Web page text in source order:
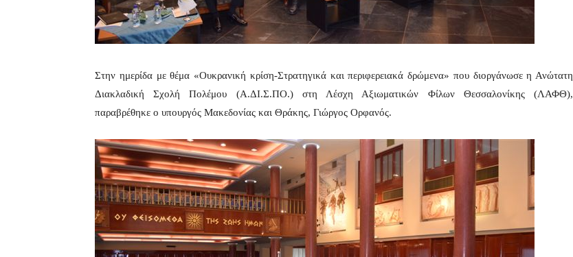
Στην ημερίδα με θέμα «Ουκρανική κρίση-Στρατηγικά και περιφερειακά δρώμενα» που διοργάνωσε η Ανώτατη
Διακλαδική Σχολή Πολέμου (Α.ΔΙ.Σ.ΠΟ.) στη Λέσχη Αξιωματικών Φίλων Θεσσαλονίκης (ΛΑΦΘ),
παραβρέθηκε ο υπουργός Μακεδονίας και Θράκης, Γιώργος Ορφανός.